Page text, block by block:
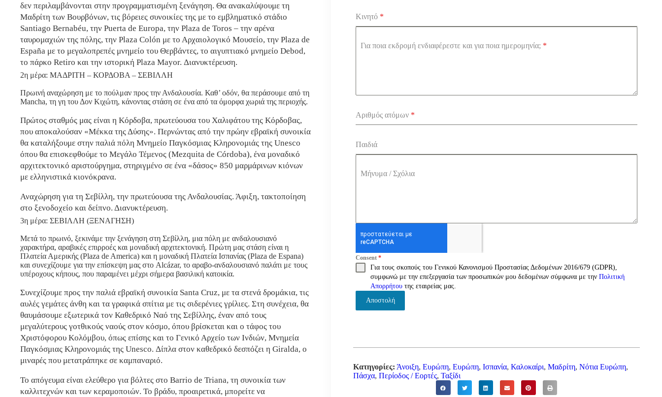
δεν περιλαμβάνονται στην προγραμματισμένη ξενάγηση. Θα ανακαλύψουμε τη
Μαδρίτη των Βουρβόνων, τις βόρειες συνοικίες της με το εμβληματικό στάδιο
Santiago Bernabéu, την Puerta de Europa, την Plaza de Toros – την αρένα
ταυρομαχιών της πόλης, την Plaza Colón με το Αρχαιολογικό Μουσείο, την Plaza de
España με το μεγαλοπρεπές μνημείο του Θερβάντες, το αιγυπτιακό μνημείο Debod,
το πάρκο Retiro και την ιστορική Plaza Mayor. Διανυκτέρευση.
2η μέρα: ΜΑΔΡΙΤΗ – ΚΟΡΔΟΒΑ – ΣΕΒΙΛΛΗ
Πρωινή αναχώρηση με το πούλμαν προς την Ανδαλουσία. Καθ’ οδόν, θα περάσουμε από τη
Mancha, τη γη του Δον Κιχώτη, κάνοντας στάση σε ένα από τα όμορφα χωριά της περιοχής.
Πρώτος σταθμός μας είναι η Κόρδοβα, πρωτεύουσα του Χαλιφάτου της Κόρδοβας,
που αποκαλούσαν «Μέκκα της Δύσης». Περνώντας από την πρώην εβραϊκή συνοικία
θα καταλήξουμε στην παλιά πόλη Μνημείο Παγκόσμιας Κληρονομιάς της Unesco
όπου θα επισκεφθούμε το Μεγάλο Τέμενος (Mezquita de Córdoba), ένα μοναδικό
αρχιτεκτονικό αριστούργημα, στηριγμένο σε ένα «δάσος» 850 μαρμάρινων κιόνων
με ελληνιστικά κιονόκρανα.
Αναχώρηση για τη Σεβίλλη, την πρωτεύουσα της Ανδαλουσίας. Άφιξη, τακτοποίηση
στο ξενοδοχείο και δείπνο. Διανυκτέρευση.
3η μέρα: ΣΕΒΙΛΛΗ (ΞΕΝΑΓΗΣΗ)
Μετά το πρωινό, ξεκινάμε την ξενάγηση στη Σεβίλλη, μια πόλη με ανδαλουσιανό
χαρακτήρα, αραβικές επιρροές και μοναδική αρχιτεκτονική. Πρώτη μας στάση είναι η
Πλατεία Αμερικής (Plaza de America) και η μοναδική Πλατεία Ισπανίας (Plaza de Espana)
και συνεχίζουμε για την επίσκεψη μας στο Alcázar, το αραβο-ανδαλουσιανό παλάτι με τους
υπέροχους κήπους, που παραμένει μέχρι σήμερα βασιλική κατοικία.
Συνεχίζουμε προς την παλιά εβραϊκή συνοικία Santa Cruz, με τα στενά δρομάκια, τις
αυλές γεμάτες άνθη και τα γραφικά σπίτια με τις σιδερένιες γρίλιες. Στη συνέχεια, θα
θαυμάσουμε εξωτερικά τον Καθεδρικό Ναό της Σεβίλλης, έναν από τους
μεγαλύτερους γοτθικούς ναούς στον κόσμο, όπου βρίσκεται και ο τάφος του
Χριστόφορου Κολόμβου, όπως επίσης και το Γενικό Αρχείο των Ινδιών, Μνημεία
Παγκόσμιας Κληρονομιάς της Unesco. Δίπλα στον καθεδρικό δεσπόζει η Giralda, ο
μιναρές που μετατράπηκε σε καμπαναριό.
Το απόγευμα είναι ελεύθερο για βόλτες στο Barrio de Triana, τη συνοικία των
καλλιτεχνών και των κεραμοποιών. Το βράδυ, προαιρετικά, μπορείτε να
Κινητό *
Για ποια εκδρομή ενδιαφέρεστε και για ποια ημερομηνία; *
Αριθμός ατόμων *
Παιδιά
Μήνυμα / Σχόλια
Consent *
Για τους σκοπούς του Γενικού Κανονισμού Προστασίας Δεδομένων 2016/679 (GDPR),
συμφωνώ με την επεξεργασία των προσωπικών μου δεδομένων σύμφωνα με την Πολιτική
Απορρήτου της εταιρείας μας.
Αποστολή
Κατηγορίες: Άνοιξη, Ευρώπη, Ευρώπη, Ισπανία, Καλοκαίρι, Μαδρίτη, Νότια Ευρώπη,
Πάσχα, Περίοδος / Εορτές, Ταξίδι